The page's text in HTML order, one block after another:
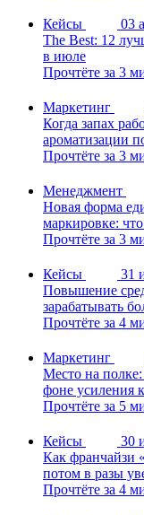
Кейсы
03
The Best: 12
в июле
Прочтёте за 3
Маркетинг
Когда запах
ароматизации
Прочтёте за 3
Менеджмент
Новая форма
маркировке:
Прочтёте за 3
Кейсы
31
Повышение
зарабатывать
Прочтёте за 4
Маркетинг
Место на
фоне усиления
Прочтёте за 5
Кейсы
30
Как франчайзи
потом в разы
Прочтёте за 4